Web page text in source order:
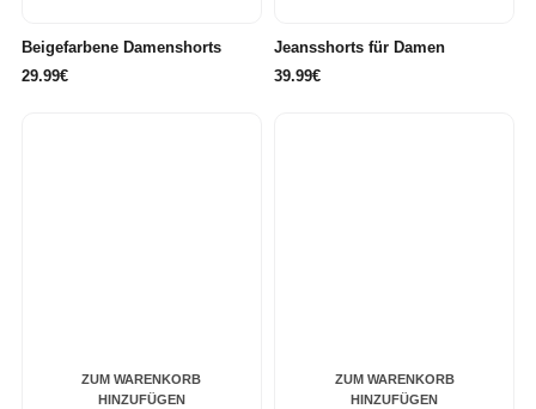
Beigefarbene Damenshorts
29.99€
Jeansshorts für Damen
39.99€
ZUM WARENKORB
HINZUFÜGEN
ZUM WARENKORB
HINZUFÜGEN